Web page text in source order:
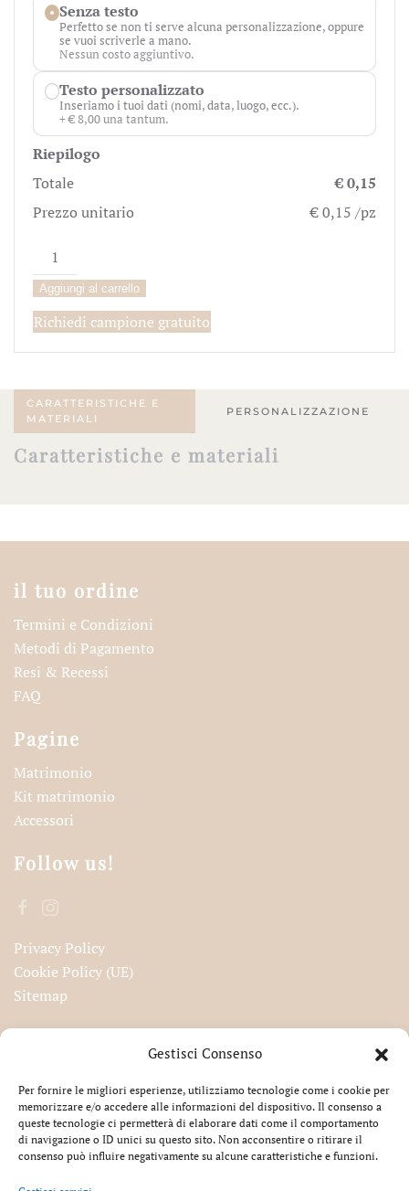
Gestisci Consenso
Per fornire le migliori esperienze, utilizziamo tecnologie come i cookie per
memorizzare e/o accedere alle informazioni del dispositivo. Il consenso a
queste tecnologie ci permetterà di elaborare dati come il comportamento
di navigazione o ID unici su questo sito. Non acconsentire o ritirare il
consenso può influire negativamente su alcune caratteristiche e funzioni.
Senza testo
Perfetto se non ti serve alcuna personalizzazione, oppure
se vuoi scriverle a mano.
Nessun costo aggiuntivo.
Testo personalizzato
Inseriamo i tuoi dati (nomi, data, luogo, ecc.).
+ € 8,00 una tantum.
Riepilogo
Totale
€ 0,15
Prezzo unitario
€ 0,15 /pz
Biglietto
Bomboniera
Cuore
con
Aggiungi al carrello
Richiedi campione gratuito
CARATTERISTICHE E
MATERIALI
PERSONALIZZAZIONE
Caratteristiche e materiali
il tuo ordine
Termini e Condizioni
Metodi di Pagamento
Resi & Recessi
FAQ
Pagine
Matrimonio
Kit matrimonio
Accessori
Follow us!
Privacy Policy
Cookie Policy (UE)
Sitemap
Accetto la privacy